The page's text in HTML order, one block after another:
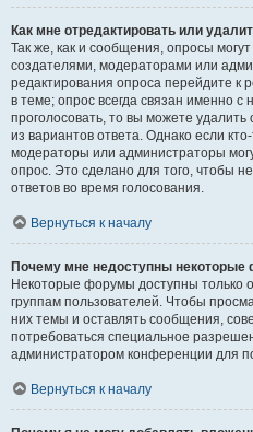
Как мне отредактировать или
Так же, как и сообщения, опросы
создателями, модераторами или
редактирования опроса перейдите к
в теме; опрос всегда связан именно с
проголосовать, то вы можете
из вариантов ответа. Однако если
модераторы или администраторы
опрос. Это сделано для того, чтобы
ответов во время голосования.
Вернуться к началу
Почему мне недоступны
Некоторые форумы доступны только
группам пользователей. Чтобы
них темы и оставлять сообщения,
потребоваться специальное
администратором конференции для
Вернуться к началу